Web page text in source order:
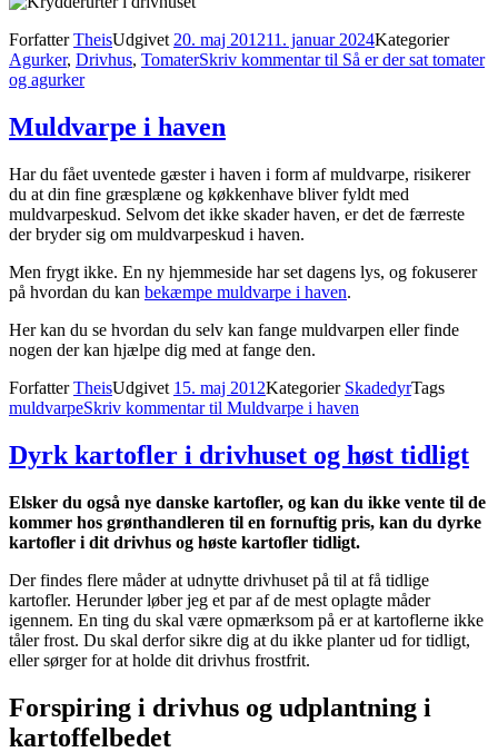
ForfatterTheisUdgivet20. maj 201211. januar 2024Kategorier
Agurker, Drivhus, TomaterSkriv kommentartil Så er der sat tomater
og agurker
Muldvarpe i haven
Har du fået uventede gæster i haven i form af muldvarpe, risikerer
du at din fine græsplæne og køkkenhave bliver fyldt med
muldvarpeskud. Selvom det ikke skader haven, er det de færreste
der bryder sig om muldvarpeskud i haven.
Men frygt ikke. En ny hjemmeside har set dagens lys, og fokuserer
på hvordan du kan bekæmpe muldvarpe i haven.
Her kan du se hvordan du selv kan fange muldvarpen eller finde
nogen der kan hjælpe dig med at fange den.
ForfatterTheisUdgivet 15. maj 2012Kategorier SkadedyrTags
muldvarpeSkriv kommentartil Muldvarpe i haven
Dyrk kartofler i drivhuset og høst tidligt
Elsker du også nye danske kartofler, og kan du ikke vente til de
kommer hos grønthandleren til en fornuftig pris, kan du dyrke
kartofler i dit drivhus og høste kartofler tidligt.
Der findes flere måder at udnytte drivhuset på til at få tidlige
kartofler. Herunder løber jeg et par af de mest oplagte måder
igennem. En ting du skal være opmærksom på er at kartoflerne ikke
tåler frost. Du skal derfor sikre dig at du ikke planter ud for tidligt,
eller sørger for at holde dit drivhus frostfrit.
Forspiring i drivhus og udplantning i
kartoffelbedet